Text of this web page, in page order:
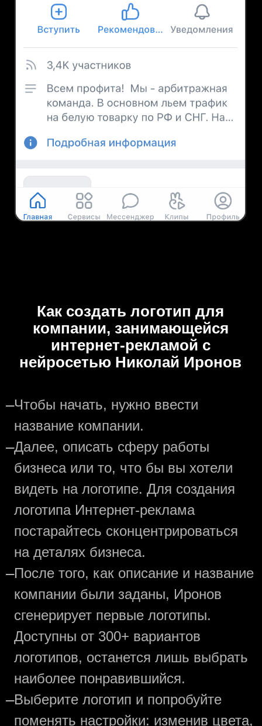
Как создать логотип для
компании, занимающейся
интернет-рекламой с
нейросетью Николай Иронов
—Чтобы начать, нужно ввести
название компании.
—Далее, описать сферу работы
бизнеса или то, что бы вы хотели
видеть на логотипе. Для создания
логотипа Интернет-реклама
постарайтесь сконцентрироваться
на деталях бизнеса.
—После того, как описание и название
компании были заданы, Иронов
сгенерирует первые логотипы.
Доступны от 300+ вариантов
логотипов, останется лишь выбрать
наиболее понравившийся.
—Выберите логотип и попробуйте
поменять настройки: изменив цвета,